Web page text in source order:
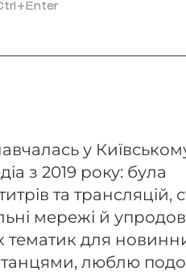
у
з 2019 року: була
та трансляцій,
мережі й
для
люблю